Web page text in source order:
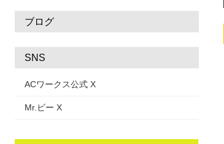
ブログ
SNS
ACワークス公式 X
Mr.ビー X